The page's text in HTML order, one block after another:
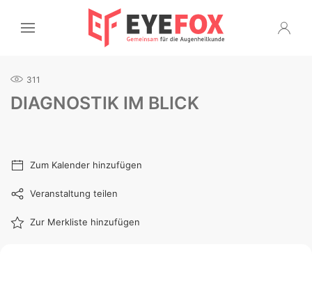
311
DIAGNOSTIK IM BLICK
Zum Kalender hinzufügen
Veranstaltung teilen
Zur Merkliste hinzufügen